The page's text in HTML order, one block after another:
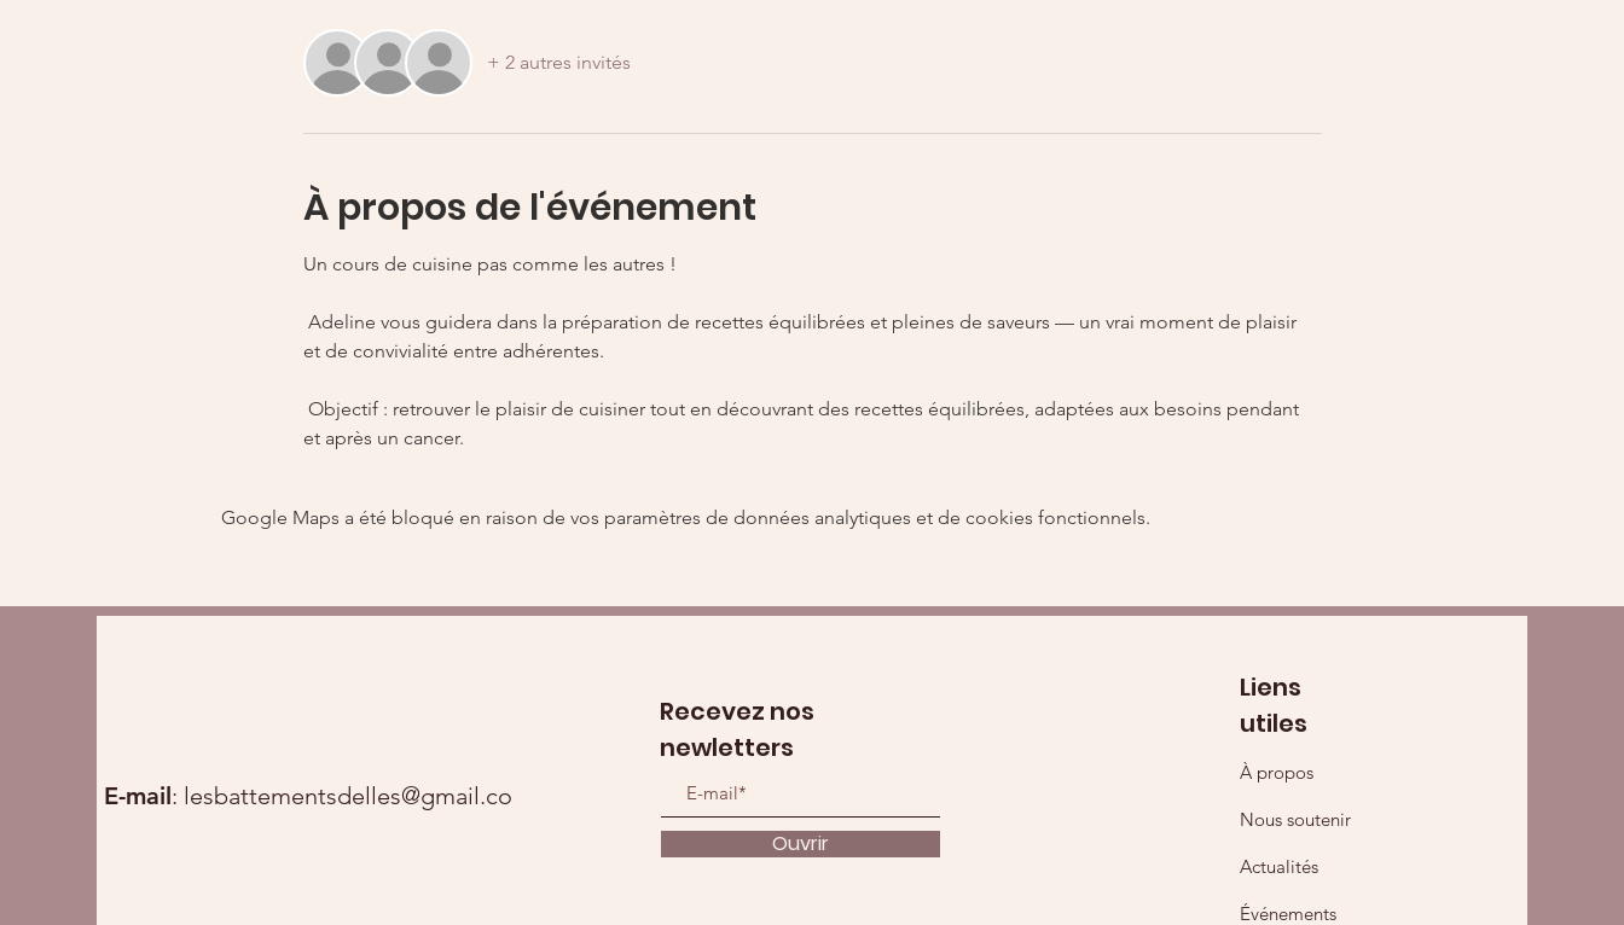
+ 2 autres invités
À propos de l'événement
Un cours de cuisine pas comme les autres !
et de convivialité entre adhérentes.
et après un cancer.
Google Maps a été bloqué en raison de vos paramètres de données analytiques et de cookies fonctionnels.
E-mail: lesbattementsdelles@gmail.com
Liens
utiles
À propos
Nous soutenir
Actualités
Événements
Recevez nos
newletters
Ouvrir